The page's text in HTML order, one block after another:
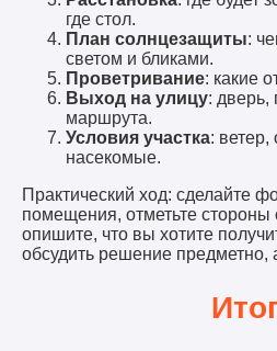
где стол.
План солнцезащиты:
светом и бликами.
Проветривание: какие
Выход на улицу: дверь,
маршрута.
Условия участка: ветер,
насекомые.
Практический ход: сделайте
помещения, отметьте стороны
опишите, что вы хотите
обсудить решение предметно,